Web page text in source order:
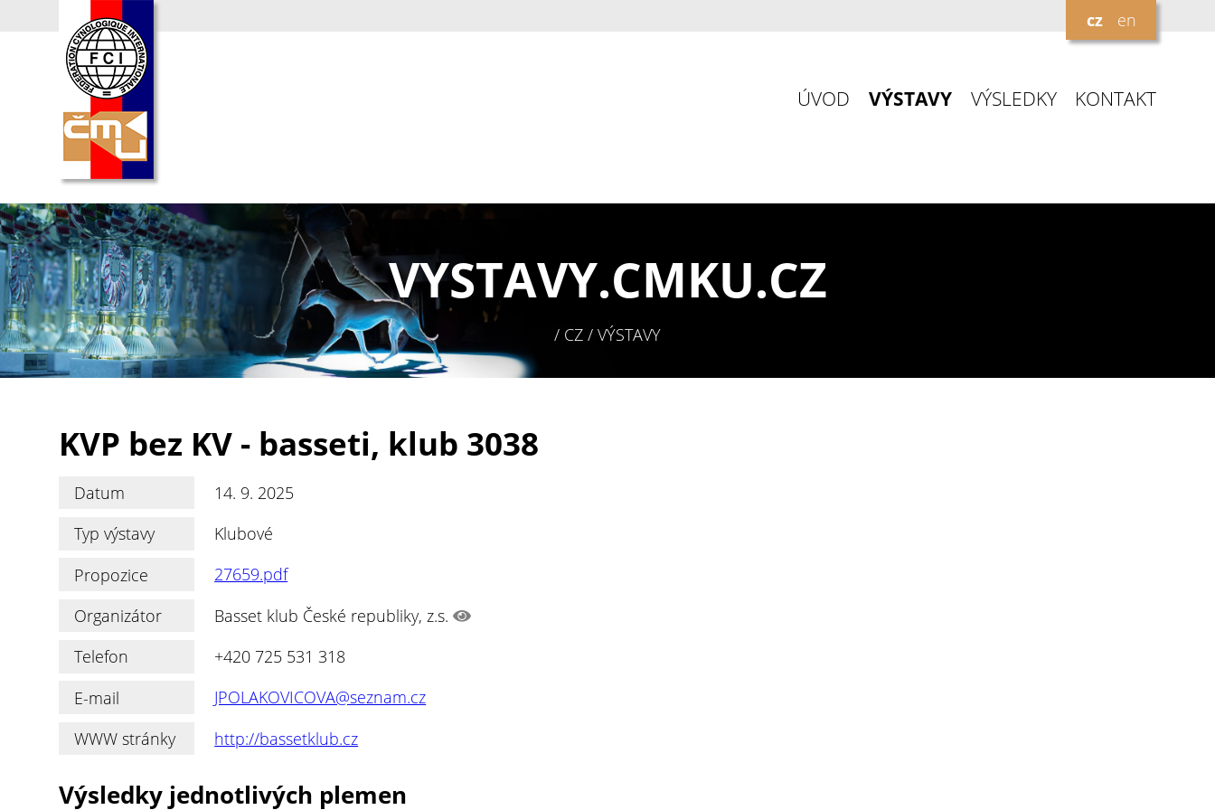
cz en
ÚVOD VÝSTAVY VÝSLEDKY KONTAKT
VYSTAVY.CMKU.CZ
/ CZ / VÝSTAVY
KVP bez KV - basseti, klub 3038
Datum
14. 9. 2025
Typ výstavy
Klubové
Propozice
27659.pdf
Organizátor
Basset klub České republiky, z.s.
Telefon
+420 725 531 318
E-mail
JPOLAKOVICOVA@seznam.cz
WWW stránky
http://bassetklub.cz
Výsledky jednotlivých plemen